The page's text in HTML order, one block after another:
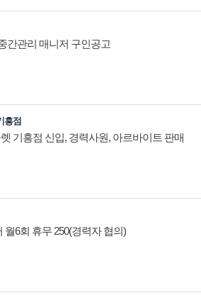
간관리 매니저 구인공고
흥점
기흥점 신입, 경력사원, 아르바이트 판매
6회 휴무 250(경력자 협의)